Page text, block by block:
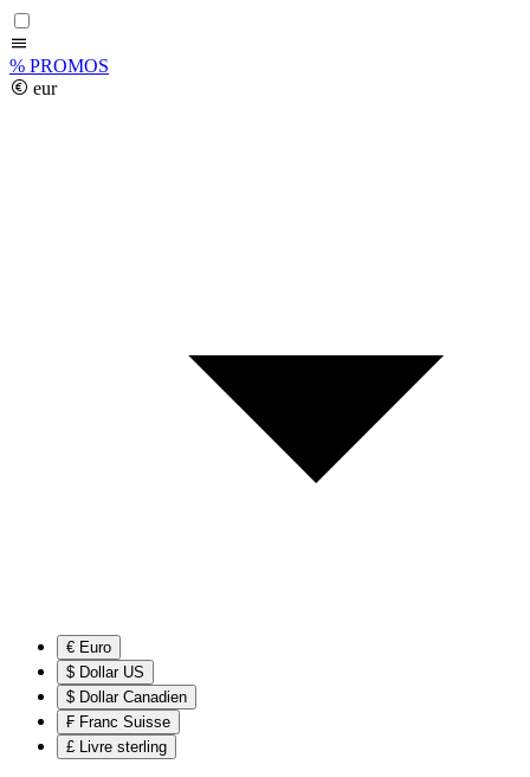
% PROMOS
eur
€ Euro
$ Dollar US
$ Dollar Canadien
₣ Franc Suisse
£ Livre sterling